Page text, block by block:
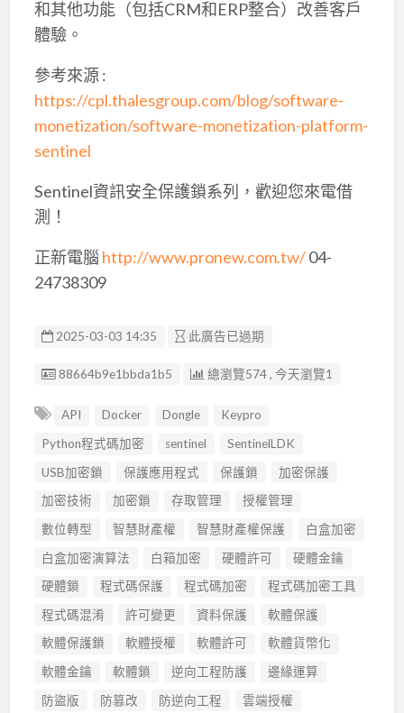
和其他功能（包括CRM和ERP整合）改善客戶
體驗。
參考來源 :
https://cpl.thalesgroup.com/blog/software-
monetization/software-monetization-platform-
sentinel
Sentinel資訊安全保護鎖系列，歡迎您來電借
測！
正新電腦 http://www.pronew.com.tw/04-
24738309
2025-03-03 14:35 此廣告已過期
廣告编號
88664b9e1bbda1b5 總瀏覽574 , 今天瀏覽1
API Docker Dongle
Keypro
Python程式碼加密
sentinel
SentinelLDK
USB加密鎖
保護應用程式 保護鎖
加密保護
加密技術
加密鎖 存取管理
授權管理
數位轉型
智慧財產權 智慧財產權保護
白盒加密
白盒加密演算法
白箱加密 硬體許可
硬體金鑰
硬體鎖
程式碼保護 程式碼加密
程式碼加密工具
程式碼混淆
許可變更 資料保護
軟體保護
軟體保護鎖
軟體授權 軟體許可
軟體貨幣化
軟體金鑰
軟體鎖 逆向工程防護
邊緣運算
防盜版
防篡改 防逆向工程
雲端授權